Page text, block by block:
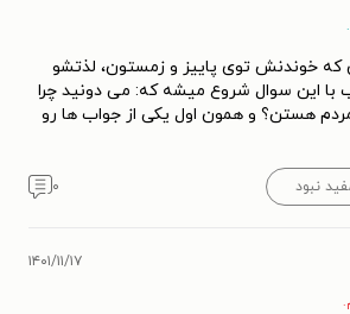
خوندنش توی پاییز و زمستون، لذتشو
با این سوال شروع میشه که: می دونید چرا
مردم هستن؟ و همون اول یکی از جواب ها رو
نبود ۰
۱۴۰۱/۱۱/۱۷